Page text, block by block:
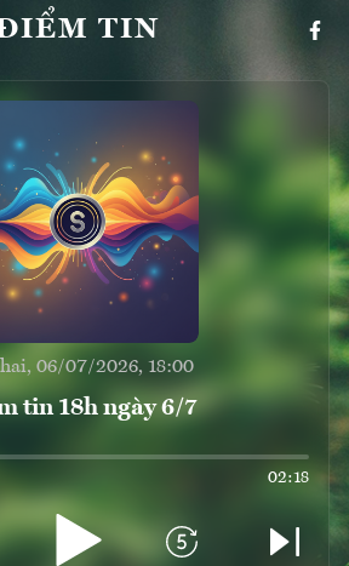
TIN
06/07/2026, 18:00
tin 18h ngày 6/7
02:18